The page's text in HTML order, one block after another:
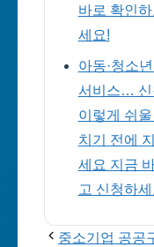
바로 확인
세요!
아동·청소
서비스… 신
이렇게 쉬
치기 전에
세요 지금
고 신청하
중소기업 공공